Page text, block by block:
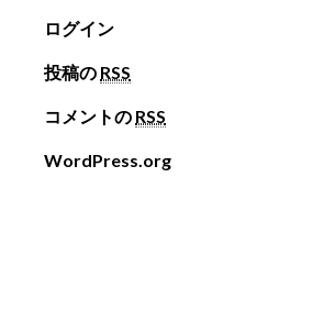
ログイン
投稿の RSS
コメントの RSS
WordPress.org